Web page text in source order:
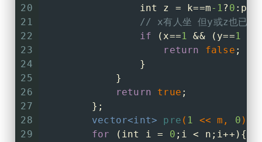
20
21
22
23
24
25
26
27
28
29
int
z = k==m-1? 0
// x有人坐 但y或z也已经
if (x==1 && (y==1
return
false ;
                }
            }
return
true ;
        };
vector<int> pre ( 1 << m, 0 )
for ( int i = 0 ;i < n;i++){